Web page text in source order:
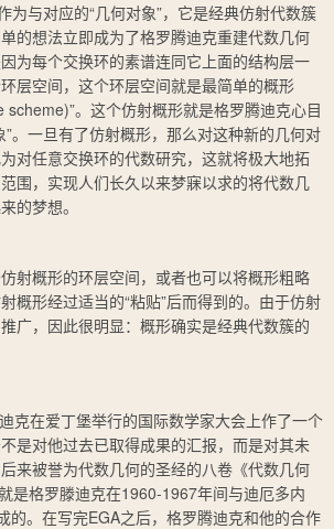
为与对应的“几何对象”，它是经典仿射代数簇
的想法立即成为了格罗腾迪克重建代数几何
为每个交换环的素谱连同它上面的结构层一
层空间，这个环层空间就是最简单的概形
。这个仿射概形就是格罗腾迪克心目
”。一旦有了仿射概形，那么对这种新的几何对
对任意交换环的代数研究，这就将极大地拓
围，实现人们长久以来梦寐以求的将代数几
的梦想。
射概形的环层空间，或者也可以将概形粗略
概形经过适当的“粘贴”后而得到的。由于仿射
广，因此很明显：概形确实是经典代数簇的
克在爱丁堡举行的国际数学家大会上作了一个
是对他过去已取得成果的汇报，而是对其未
来被誉为代数几何的圣经的八卷《代数几何
是格罗滕迪克在1960-1967年间与迪厄多内
的。在写完EGA之后，格罗腾迪克和他的合作